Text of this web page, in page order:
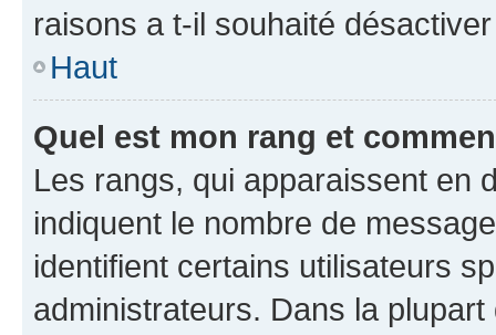
raisons a t-il souhaité
Haut
Quel est mon rang et
Les rangs, qui apparaissent en
indiquent le nombre de
identifient certains utilisateurs
administrateurs. Dans la